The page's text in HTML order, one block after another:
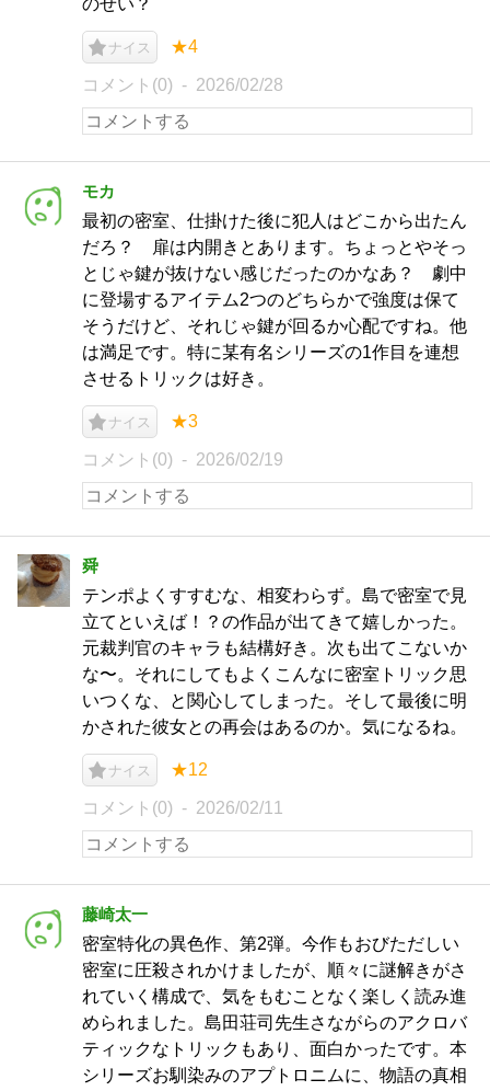
のせい？
ナイス ★4
コメント(0) 2026/02/28
モカ
最初の密室、仕掛けた後に犯人はどこから出たん
だろ？ 扉は内開きとあります。ちょっとやそっ
とじゃ鍵が抜けない感じだったのかなあ？ 劇中
に登場するアイテム2つのどちらかで強度は保て
そうだけど、それじゃ鍵が回るか心配ですね。他
は満足です。特に某有名シリーズの1作目を連想
させるトリックは好き。
ナイス ★3
コメント(0) 2026/02/19
舜
テンポよくすすむな、相変わらず。島で密室で見
立てといえば！？の作品が出てきて嬉しかった。
元裁判官のキャラも結構好き。次も出てこないか
な〜。それにしてもよくこんなに密室トリック思
いつくな、と関心してしまった。そして最後に明
かされた彼女との再会はあるのか。気になるね。
ナイス ★12
コメント(0) 2026/02/11
藤崎太一
密室特化の異色作、第2弾。今作もおびただしい
密室に圧殺されかけましたが、順々に謎解きがさ
れていく構成で、気をもむことなく楽しく読み進
められました。島田荘司先生さながらのアクロバ
ティックなトリックもあり、面白かったです。本
シリーズお馴染みのアプトロニムに、物語の真相